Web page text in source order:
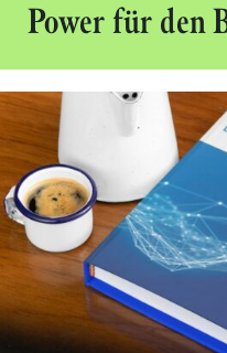
Power für den